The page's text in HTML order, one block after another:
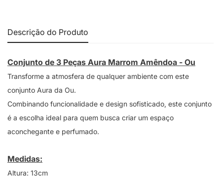
Descrição do Produto
Conjunto de 3 Peças Aura Marrom Amêndoa - Ou
Transforme a atmosfera de qualquer ambiente com este
conjunto Aura da Ou.
Combinando funcionalidade e design sofisticado, este conjunto
é a escolha ideal para quem busca criar um espaço
aconchegante e perfumado.
Medidas:
Altura: 13cm